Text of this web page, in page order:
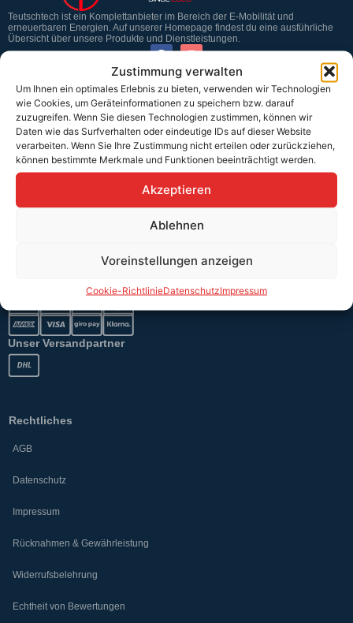
Zustimmung verwalten
Um Ihnen ein optimales Erlebnis zu bieten, verwenden wir Technologien
wie Cookies, um Geräteinformationen zu speichern bzw. darauf
zuzugreifen. Wenn Sie diesen Technologien zustimmen, können wir
Daten wie das Surfverhalten oder eindeutige IDs auf dieser Website
verarbeiten. Wenn Sie Ihre Zustimmung nicht erteilen oder zurückziehen,
können bestimmte Merkmale und Funktionen beeinträchtigt werden.
Akzeptieren
Ablehnen
Voreinstellungen anzeigen
Cookie-RichtlinieDatenschutzImpressum
Teutschtech ist ein Komplettanbieter im Bereich der E-Mobilität und
erneuerbaren Energien. Auf unserer Homepage findest du eine ausführliche
Übersicht über unsere Produkte und Dienstleistungen.
Service & Hilfe
Kontakt
Widerrufsbelehrung
Rücknahmen & Gewährleistung
Unser Versandpartner
Rechtliches
AGB
Datenschutz
Impressum
Rücknahmen & Gewährleistung
Widerrufsbelehrung
Echtheit von Bewertungen